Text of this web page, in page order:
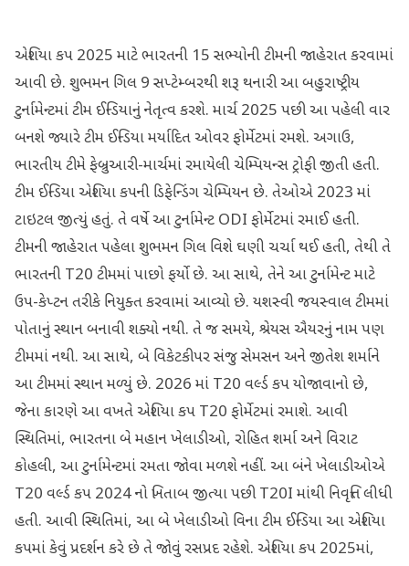
એશિયા કપ 2025 માટે ભારતની 15 સભ્યોની ટીમની જાહેરાત કરવામાં
આવી છે. શુભમન ગિલ 9 સપ્ટેમ્બરથી શરૂ થનારી આ બહુરાષ્ટ્રીય
ટુર્નામેન્ટમાં ટીમ ઈન્ડિયાનું નેતૃત્વ કરશે. માર્ચ 2025 પછી આ પહેલી વાર
બનશે જ્યારે ટીમ ઈન્ડિયા મર્યાદિત ઓવર ફોર્મેટમાં રમશે. અગાઉ,
ભારતીય ટીમે ફેબ્રુઆરી-માર્ચમાં રમાયેલી ચેમ્પિયન્સ ટ્રોફી જીતી હતી.
ટીમ ઈન્ડિયા એશિયા કપની ડિફેન્ડિંગ ચેમ્પિયન છે. તેઓએ 2023 માં
ટાઇટલ જીત્યું હતું. તે વર્ષે આ ટુર્નામેન્ટ ODI ફોર્મેટમાં રમાઈ હતી.
ટીમની જાહેરાત પહેલા શુભમન ગિલ વિશે ઘણી ચર્ચા થઈ હતી, તેથી તે
ભારતની T20 ટીમમાં પાછો ફર્યો છે. આ સાથે, તેને આ ટુર્નામેન્ટ માટે
ઉપ-કેપ્ટન તરીકે નિયુક્ત કરવામાં આવ્યો છે. યશસ્વી જયસ્વાલ ટીમમાં
પોતાનું સ્થાન બનાવી શક્યો નથી. તે જ સમયે, શ્રેયસ ઐયરનું નામ પણ
ટીમમાં નથી. આ સાથે, બે વિકેટકીપર સંજુ સેમસન અને જીતેશ શર્માને
આ ટીમમાં સ્થાન મળ્યું છે. 2026 માં T20 વર્લ્ડ કપ યોજાવાનો છે,
જેના કારણે આ વખતે એશિયા કપ T20 ફોર્મેટમાં રમાશે. આવી
સ્થિતિમાં, ભારતના બે મહાન ખેલાડીઓ, રોહિત શર્મા અને વિરાટ
કોહલી, આ ટુર્નામેન્ટમાં રમતા જોવા મળશે નહીં. આ બંને ખેલાડીઓએ
T20 વર્લ્ડ કપ 2024 નો ખિતાબ જીત્યા પછી T20I માંથી નિવૃત્તિ લીધી
હતી. આવી સ્થિતિમાં, આ બે ખેલાડીઓ વિના ટીમ ઈન્ડિયા આ એશિયા
કપમાં કેવું પ્રદર્શન કરે છે તે જોવું રસપ્રદ રહેશે. એશિયા કપ 2025માં,